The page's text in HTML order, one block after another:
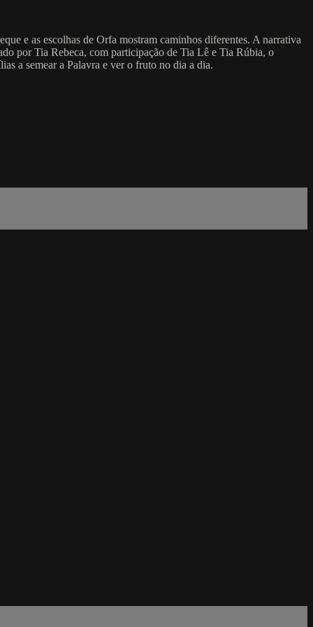
e as escolhas de Orfa mostram caminhos diferentes. A narrativa
por Tia Rebeca, com participação de Tia Lê e Tia Rúbia, o
a semear a Palavra e ver o fruto no dia a dia.